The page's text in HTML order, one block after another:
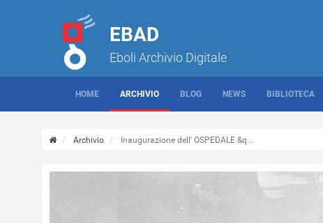
EBAD
Eboli Archivio Digitale
HOME ARCHIVIO BLOG NEWS BIBLIOTECA
Archivio Inaugurazione dell' OSPEDALE &q...